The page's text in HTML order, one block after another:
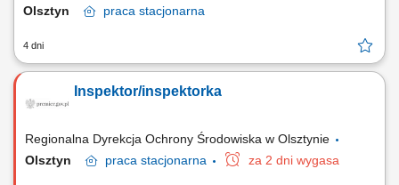
Olsztyn
praca stacjonarna
4 dni
Inspektor/inspektorka
Regionalna Dyrekcja Ochrony Środowiska w Olsztynie
Olsztyn
praca stacjonarna za 2 dni wygasa